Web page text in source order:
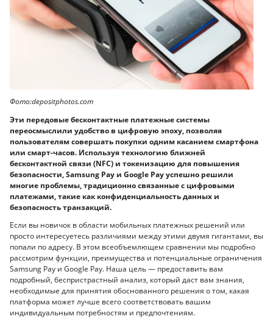
Фото:depositphotos.com
Эти передовые бесконтактные платежные системы
переосмыслили удобство в цифровую эпоху, позволяя
пользователям совершать покупки одним касанием смартфона
или смарт-часов. Используя технологию ближней
бесконтактной связи (NFC) и токенизацию для повышения
безопасности, Samsung Pay и Google Pay успешно решили
многие проблемы, традиционно связанные с цифровыми
платежами, такие как конфиденциальность данных и
безопасность транзакций.
Если вы новичок в области мобильных платежных решений или
просто интересуетесь различиями между этими двумя гигантами, вы
попали по адресу. В этом всеобъемлющем сравнении мы подробно
рассмотрим функции, преимущества и потенциальные ограничения
Samsung Pay и Google Pay. Наша цель — предоставить вам
подробный, беспристрастный анализ, который даст вам знания,
необходимые для принятия обоснованного решения о том, какая
платформа может лучше всего соответствовать вашим
индивидуальным потребностям и предпочтениям.